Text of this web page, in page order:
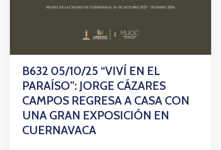
B632 05/10/25 “VIVÍ EN EL
PARAÍSO”: JORGE CÁZARES
CAMPOS REGRESA A CASA CON
UNA GRAN EXPOSICIÓN EN
CUERNAVACA